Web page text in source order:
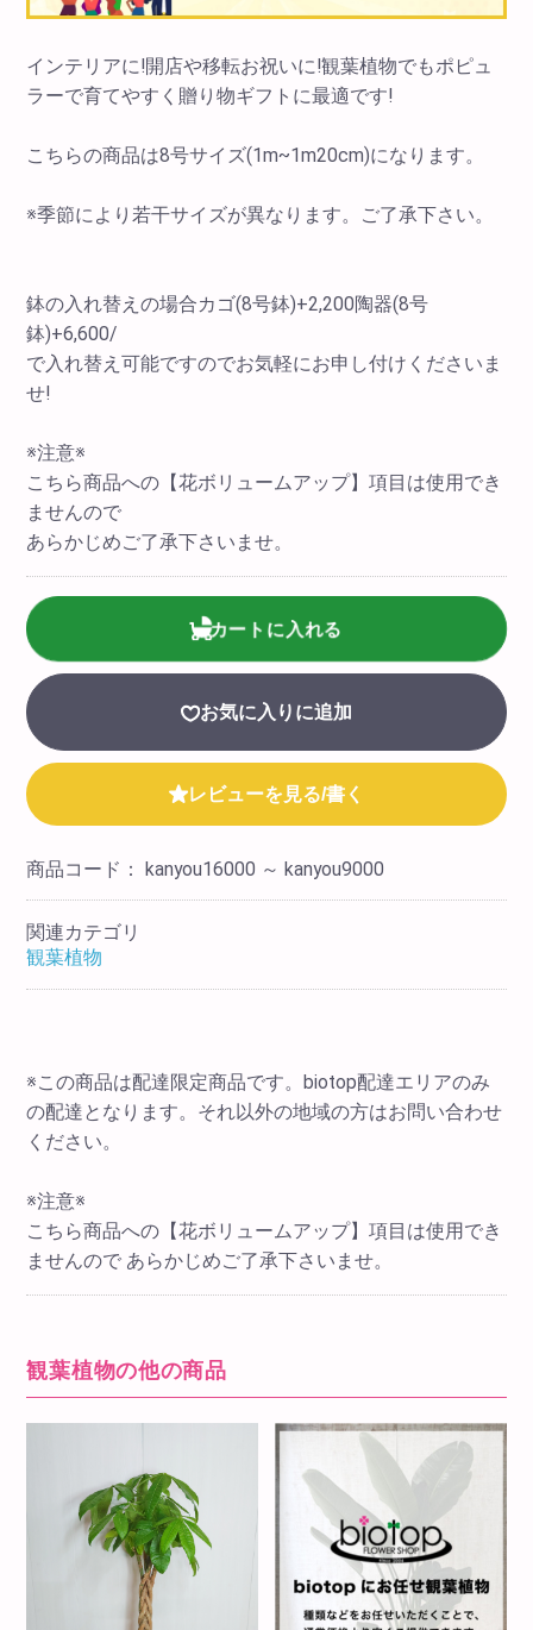
インテリアに!開店や移転お祝いに!観葉植物でもポピュ
ラーで育てやすく贈り物ギフトに最適です!
こちらの商品は8号サイズ(1m~1m20cm)になります。
※季節により若干サイズが異なります。ご了承下さい。
鉢の入れ替えの場合カゴ(8号鉢)+2,200陶器(8号
鉢)+6,600/
で入れ替え可能ですのでお気軽にお申し付けくださいま
せ!
※注意※
こちら商品への【花ボリュームアップ】項目は使用でき
ませんので
あらかじめご了承下さいませ。
カートに入れる
お気に入りに追加
レビューを見る/書く
商品コード：kanyou16000 ～ kanyou9000
関連カテゴリ
観葉植物
※この商品は配達限定商品です。biotop配達エリアのみ
の配達となります。それ以外の地域の方はお問い合わせ
ください。
※注意※
こちら商品への【花ボリュームアップ】項目は使用でき
ませんので あらかじめご了承下さいませ。
観葉植物の他の商品